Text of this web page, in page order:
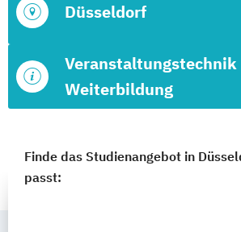
Veranstaltungstechnik
Weiterbildung
Düsseldorf
Finde das Studienangebot in
passt: